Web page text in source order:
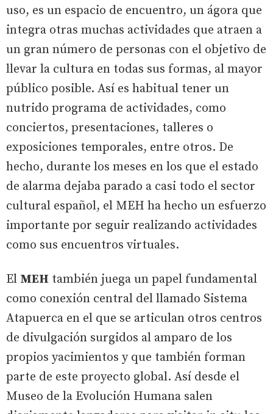
uso, es un espacio de encuentro, un ágora que
integra otras muchas actividades que atraen a
un gran número de personas con el objetivo de
llevar la cultura en todas sus formas, al mayor
público posible. Así es habitual tener un
nutrido programa de actividades, como
conciertos, presentaciones, talleres o
exposiciones temporales, entre otros. De
hecho, durante los meses en los que el estado
de alarma dejaba parado a casi todo el sector
cultural español, el MEH ha hecho un esfuerzo
importante por seguir realizando actividades
como sus encuentros virtuales.
El MEH también juega un papel fundamental
como conexión central del llamado Sistema
Atapuerca en el que se articulan otros centros
de divulgación surgidos al amparo de los
propios yacimientos y que también forman
parte de este proyecto global. Así desde el
Museo de la Evolución Humana salen